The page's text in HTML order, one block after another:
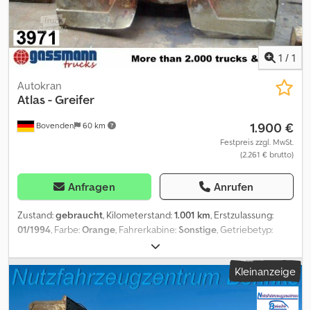
1 / 1
Bovenden 60 km
Autokran
Atlas- Greifer
1.900 €
Festpreis zzgl. MwSt.
(2.261 € brutto)
Anfragen Anrufen
Zustand:gebraucht, Kilometerstand:1.001 km, Erstzulassung:
01/1994, Farbe:Orange, Fahrerkabine:Sonstige, Getriebetyp:
, Fahrzeugstandort: Bovenden, Aufbau:
Greifer ca. 250 Liter Inhalt.Breite 500mm,Tiefe 450mm mit
Drehservo und Zähne. ZUBEHÖRANGABEN OHNE GEWÄHR,
Änderungen, Zwischenverkauf und Irrtümer vorbehalten! Dodpfsi
Rqmvsx Acrokr - .
Kleinanzeige